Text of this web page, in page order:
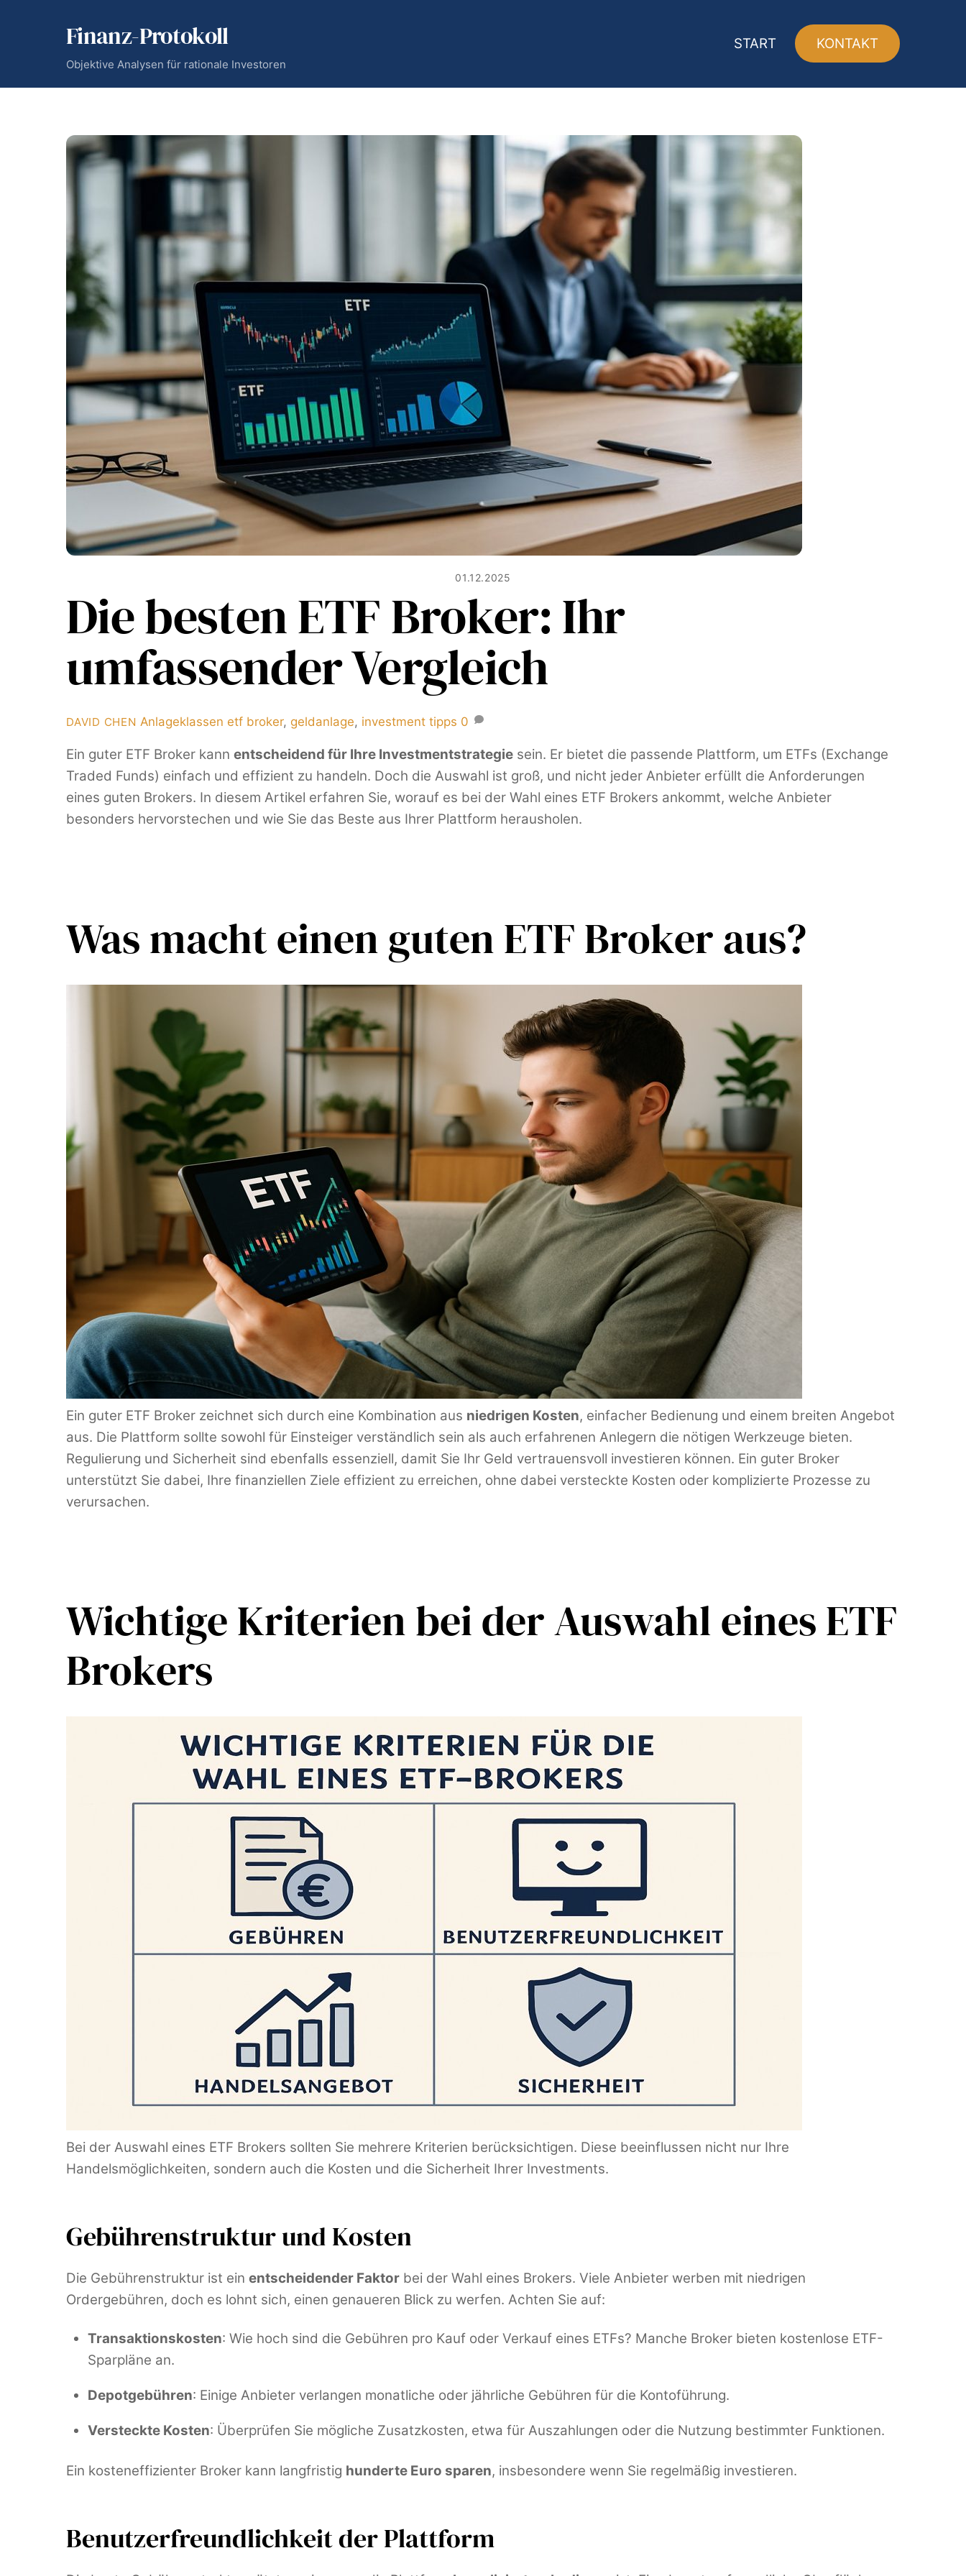
Finanz-Protokoll
Objektive Analysen für rationale Investoren
START KONTAKT
01.12.2025
Die besten ETF Broker: Ihr
umfassender Vergleich
DAVID CHEN Anlageklassen etf broker, geldanlage, investment tipps 0
Ein guter ETF Broker kann entscheidend für Ihre Investmentstrategie sein. Er bietet die passende Plattform, um ETFs (Exchange
Traded Funds) einfach und effizient zu handeln. Doch die Auswahl ist groß, und nicht jeder Anbieter erfüllt die Anforderungen
eines guten Brokers. In diesem Artikel erfahren Sie, worauf es bei der Wahl eines ETF Brokers ankommt, welche Anbieter
besonders hervorstechen und wie Sie das Beste aus Ihrer Plattform herausholen.
Was macht einen guten ETF Broker aus?
Ein guter ETF Broker zeichnet sich durch eine Kombination aus niedrigen Kosten, einfacher Bedienung und einem breiten Angebot
aus. Die Plattform sollte sowohl für Einsteiger verständlich sein als auch erfahrenen Anlegern die nötigen Werkzeuge bieten.
Regulierung und Sicherheit sind ebenfalls essenziell, damit Sie Ihr Geld vertrauensvoll investieren können. Ein guter Broker
unterstützt Sie dabei, Ihre finanziellen Ziele effizient zu erreichen, ohne dabei versteckte Kosten oder komplizierte Prozesse zu
verursachen.
Wichtige Kriterien bei der Auswahl eines ETF
Brokers
Bei der Auswahl eines ETF Brokers sollten Sie mehrere Kriterien berücksichtigen. Diese beeinflussen nicht nur Ihre
Handelsmöglichkeiten, sondern auch die Kosten und die Sicherheit Ihrer Investments.
Gebührenstruktur und Kosten
Die Gebührenstruktur ist ein entscheidender Faktor bei der Wahl eines Brokers. Viele Anbieter werben mit niedrigen
Ordergebühren, doch es lohnt sich, einen genaueren Blick zu werfen. Achten Sie auf:
Transaktionskosten: Wie hoch sind die Gebühren pro Kauf oder Verkauf eines ETFs? Manche Broker bieten kostenlose ETF-
Sparpläne an.
Depotgebühren: Einige Anbieter verlangen monatliche oder jährliche Gebühren für die Kontoführung.
Versteckte Kosten: Überprüfen Sie mögliche Zusatzkosten, etwa für Auszahlungen oder die Nutzung bestimmter Funktionen.
Ein kosteneffizienter Broker kann langfristig hunderte Euro sparen, insbesondere wenn Sie regelmäßig investieren.
Benutzerfreundlichkeit der Plattform